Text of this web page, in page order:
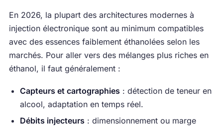
En 2026, la plupart des architectures modernes à
injection électronique sont au minimum compatibles
avec des essences faiblement éthanolées selon les
marchés. Pour aller vers des mélanges plus riches en
éthanol, il faut généralement :
Capteurs et cartographies : détection de teneur en
alcool, adaptation en temps réel.
Débits injecteurs : dimensionnement ou marge